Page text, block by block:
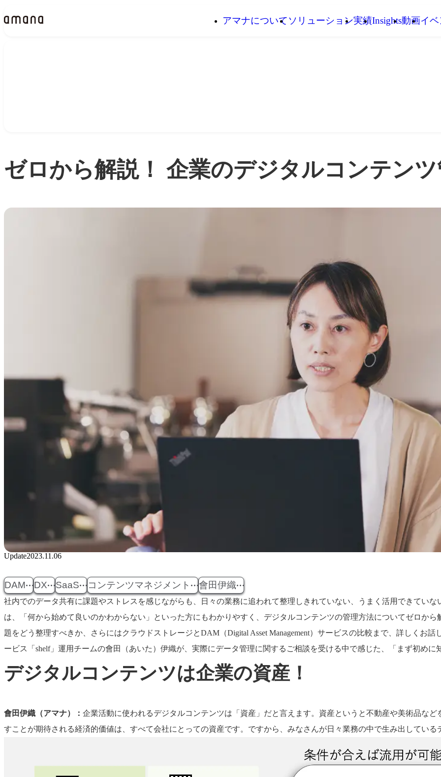
アマナについてソリューション実績Insights動画イ
ゼロから解説！ 企業のデジタルコンテン
Update2023.11.06
DAM DX SaaS コンテンツマネジメント 會田伊織
社内でのデータ共有に課題やストレスを感じながらも、日々の業務に追われて整理しきれていない、うまく活用できてい
は、「何から始めて良いのかわからない」といった方にもわかりやすく、デジタルコンテンツの管理方法についてゼロか
題をどう整理すべきか、さらにはクラウドストレージとDAM（Digital Asset Management）サービスの比較まで、詳しくお
ービス「shelf」運用チームの會田（あいた）伊織が、実際にデータ管理に関するご相談を受ける中で感じた、「まず初め
デジタルコンテンツは企業の資産！
會田伊織（アマナ）： 企業活動に使われるデジタルコンテンツは「資産」だと言えます。資産というと不動産や美術品な
すことが期待される経済的価値は、すべて会社にとっての資産です。ですから、みなさんが日々業務の中で生み出してい